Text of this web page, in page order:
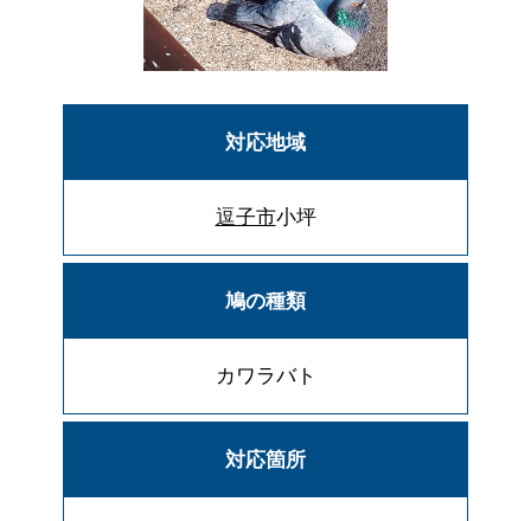
対応地域
逗子市小坪
鳩の種類
カワラバト
対応箇所